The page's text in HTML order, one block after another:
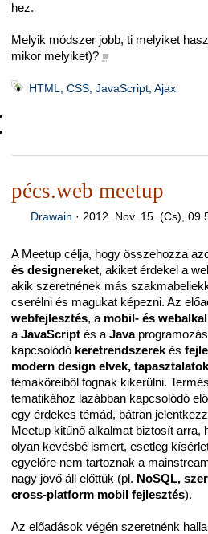
hez.
Melyik módszer jobb, ti melyiket
mikor melyiket)? ■
HTML, CSS, JavaScript, Ajax
pécs.web meetup
Drawain · 2012. Nov. 15. (Cs),
A Meetup célja, hogy összehozza
és designereket, akiket érdekel a
akik szeretnének más
cserélni és magukat képezni. Az
webfejlesztés, a mobil- és
a JavaScript és a Java
kapcsolódó keretrendszerek és
modern design elvek,
témaköreiből fognak kikerülni.
tematikához lazábban kapcsolódó
egy érdekes témád, bátran
Meetup kitűnő alkalmat biztosít arra,
olyan kevésbé ismert, esetleg
egyelőre nem tartoznak a
nagy jövő áll előttük (pl. NoSQL,
cross-platform mobil fejlesztés).
Az előadások végén szeretnénk